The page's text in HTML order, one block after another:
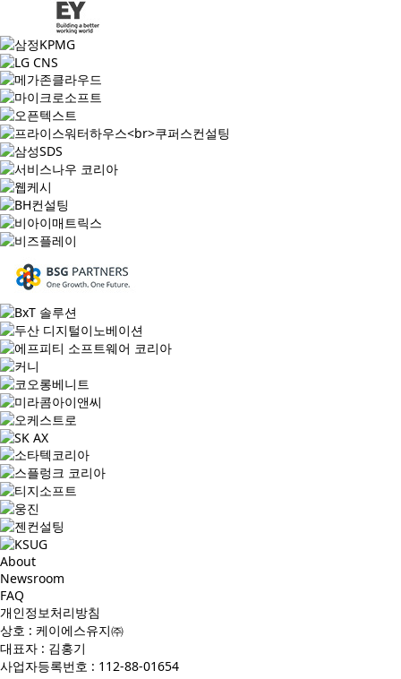
About
Newsroom
FAQ
개인정보처리방침
상호 : 케이에스유지㈜
대표자 : 김홍기
사업자등록번호 : 112-88-01654